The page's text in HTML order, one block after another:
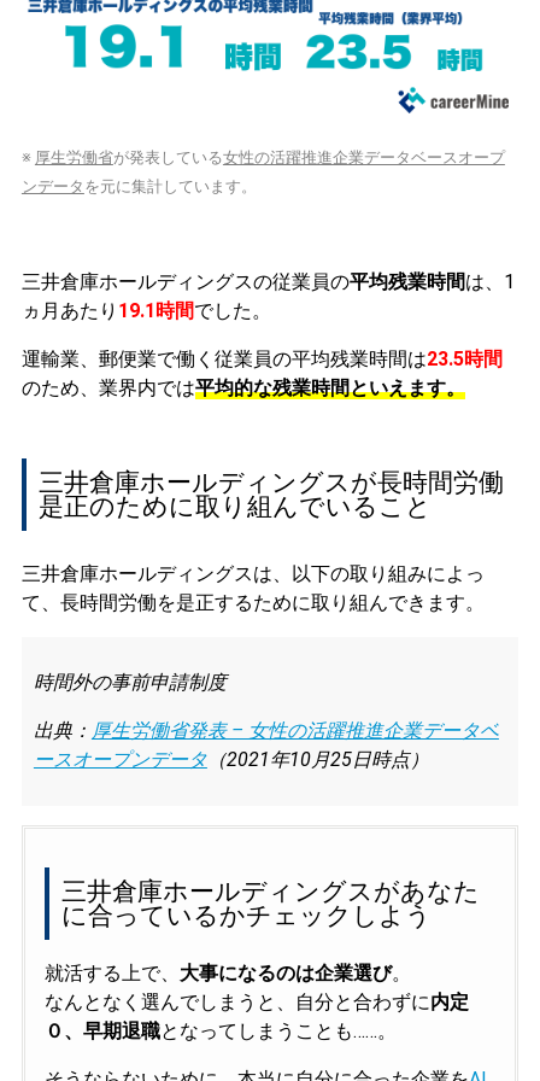
※ 厚生労働省が発表している女性の活躍推進企業データベースオープ
ンデータ を元に集計しています。
三井倉庫ホールディングスの従業員の平均残業時間は、1
ヵ月あたり 19.1時間でした。
運輸業、郵便業で働く従業員の平均残業時間は23.5時間
のため、業界内では平均的な残業時間といえます。
三井倉庫ホールディングスが長時間労働
是正のために取り組んでいること
三井倉庫ホールディングスは、以下の取り組みによっ
て、長時間労働を是正するために取り組んできます。
時間外の事前申請制度
出典： 厚生労働省発表 – 女性の活躍推進企業データベ
ースオープンデータ（2021年10月25日時点）
三井倉庫ホールディングスがあなた
に合っているかチェックしよう
就活する上で、 大事になるのは企業選び。
なんとなく選んでしまうと、自分と合わずに内定
０、早期退職となってしまうことも……。